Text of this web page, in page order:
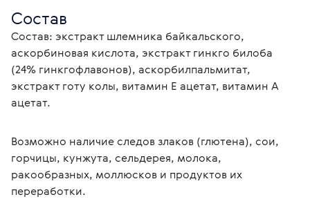
Состав
Состав: экстракт шлемника байкальского,
аскорбиновая кислота, экстракт гинкго билоба
(24% гинкгофлавонов), аскорбилпальмитат,
экстракт готу колы, витамин Е ацетат, витамин А
ацетат.
Возможно наличие следов злаков (глютена), сои,
горчицы, кунжута, сельдерея, молока,
ракообразных, моллюсков и продуктов их
переработки.